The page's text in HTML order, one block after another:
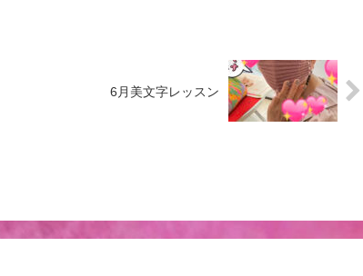
6月美文字レッスン